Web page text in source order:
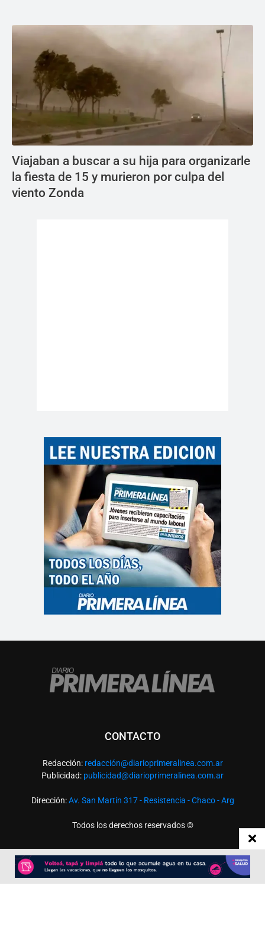
Viajaban a buscar a su hija para organizarle
la fiesta de 15 y murieron por culpa del
viento Zonda
CONTACTO
Redacción: redacción@diarioprimeralinea.com.ar
Publicidad: publicidad@diarioprimeralinea.com.ar
Dirección:Av. San Martín 317 - Resistencia - Chaco - Arg
Todos los derechos reservados ©
SEGUÍNOS